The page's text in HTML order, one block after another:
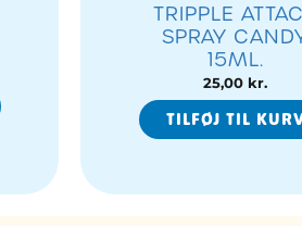
TRIPPLE
SPRAY
15ML.
25,00 kr.
TILFØJ TIL